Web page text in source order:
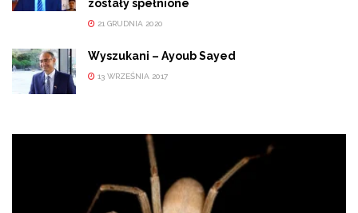
zostały spełnione
21 GRUDNIA 2020
Wyszukani – Ayoub Sayed
13 WRZEŚNIA 2017